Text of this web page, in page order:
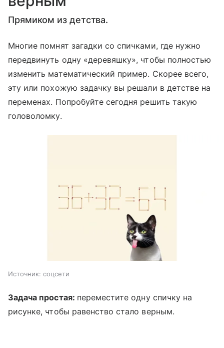
Прямиком из детства.
Многие помнят загадки со спичками, где нужно
передвинуть одну «деревяшку», чтобы полностью
изменить математический пример. Скорее всего,
эту или похожую задачку вы решали в детстве на
переменах. Попробуйте сегодня решить такую
головоломку.
Источник: соцсети
Задача простая: переместите одну спичку на
рисунке, чтобы равенство стало верным.